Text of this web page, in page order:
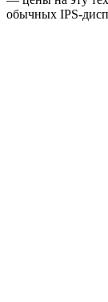
обычных IPS-